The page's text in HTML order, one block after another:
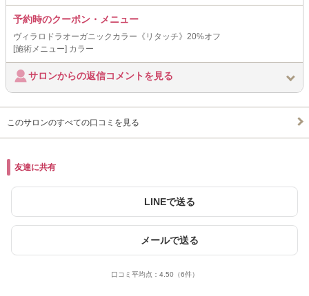
予約時のクーポン・メニュー
ヴィラロドラオーガニックカラー《リタッチ》20%オフ
[施術メニュー] カラー
サロンからの返信コメントを見る
このサロンのすべての口コミを見る
友達に共有
LINEで送る
メールで送る
口コミ平均点： 4.50 （6件）